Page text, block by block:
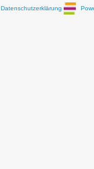
Datenschutzerklärung